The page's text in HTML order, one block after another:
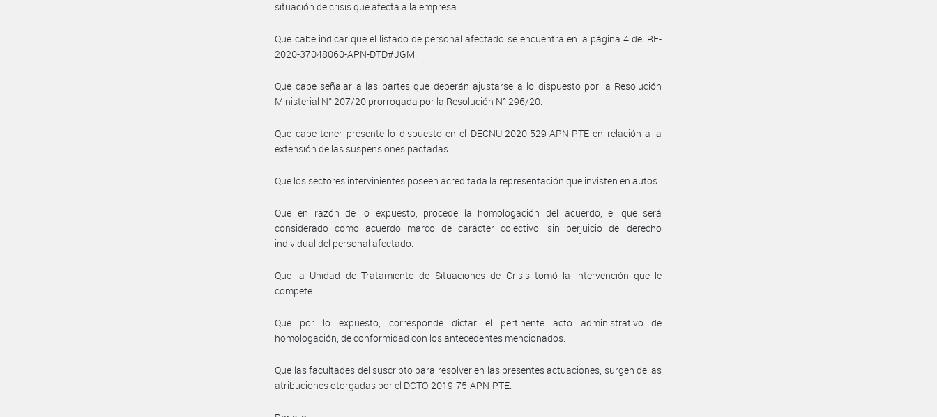
situación de crisis que afecta a la empresa.
Que cabe indicar que el listado de personal afectado se encuentra en la página 4 del RE-
2020-37048060-APN-DTD#JGM.
Que cabe señalar a las partes que deberán ajustarse a lo dispuesto por la Resolución
Ministerial N° 207/20 prorrogada por la Resolución N° 296/20.
Que cabe tener presente lo dispuesto en el DECNU-2020-529-APN-PTE en relación a la
extensión de las suspensiones pactadas.
Que los sectores intervinientes poseen acreditada la representación que invisten en autos.
Que en razón de lo expuesto, procede la homologación del acuerdo, el que será
considerado como acuerdo marco de carácter colectivo, sin perjuicio del derecho
individual del personal afectado.
Que la Unidad de Tratamiento de Situaciones de Crisis tomó la intervención que le
compete.
Que por lo expuesto, corresponde dictar el pertinente acto administrativo de
homologación, de conformidad con los antecedentes mencionados.
Que las facultades del suscripto para resolver en las presentes actuaciones, surgen de las
atribuciones otorgadas por el DCTO-2019-75-APN-PTE.